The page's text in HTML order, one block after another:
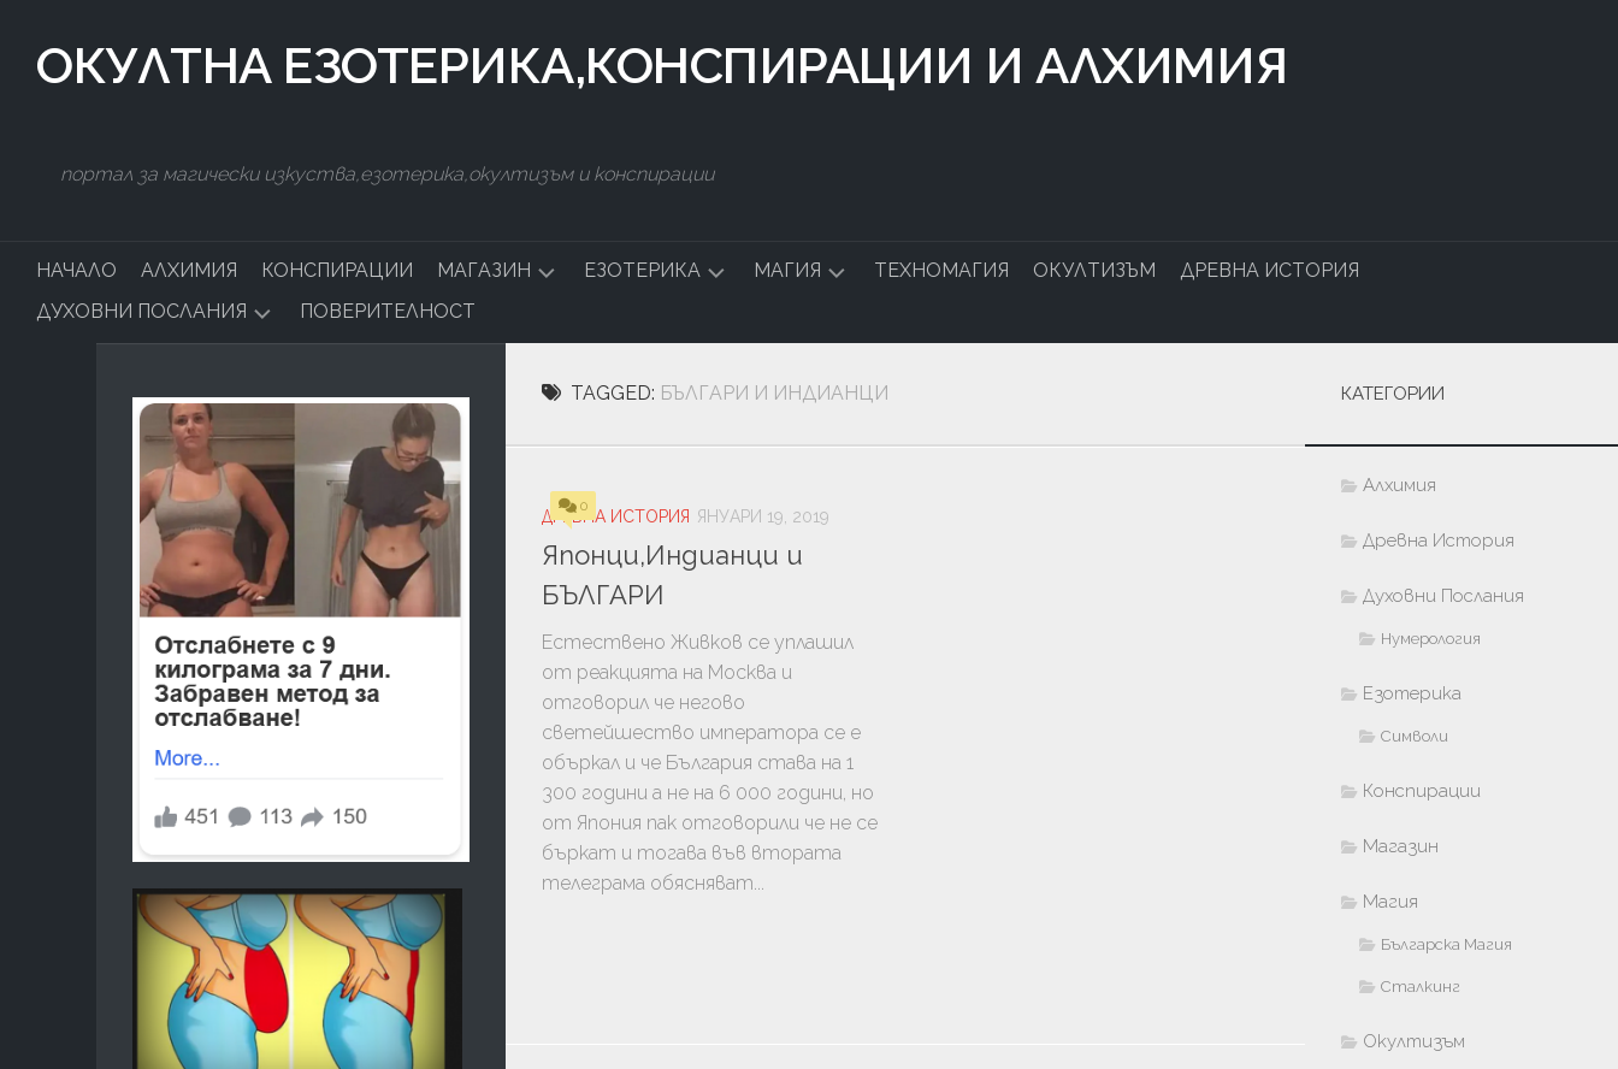
contentОКУЛТНА ЕЗОТЕРИКА,КОНСПИРАЦИИ И АЛХИМИЯ
портал за магически изкуства,езотерика,окултизъм и конспирации
НАЧАЛО АЛХИМИЯ КОНСПИРАЦИИ МАГАЗИН
ЯСНОВИДСТВО
ГАДАНИЯ
ЕЗОТЕРИЧНА
КОНТАКТЬОРСТВО
И
ЕЗОТЕРИКА
СИМВОЛИ
МАГИЯ
БЪЛГАРСКА
ТЕХНОМАГИЯ ОКУЛТИЗЪМ
ДРЕВНА ИСТОРИЯ
ДУХОВНИ ПОСЛАНИЯ
ПОВЕРИТЕЛНОСТ
TAGGED: БЪЛГАРИ И ИНДИАНЦИ
0
ДРЕВНА ИСТОРИЯ ЯНУАРИ 19, 2019
Японци,Индианци и
БЪЛГАРИ
Естествено Живков се уплашил
от реакцията на Москва и
отговорил че негово
светейшество императора се е
объркал и че България става на 1
300 години а не на 6 000 години, но
от Япония пак отговорили че не се
бъркат и тогава във втората
телеграма обясняват...
КАТЕГОРИИ
Алхимия
Древна История
Духовни Послания
Нумерология
Езотерика
Символи
Конспирации
Магазин
Магия
Българска Магия
Сталкинг
Окултизъм